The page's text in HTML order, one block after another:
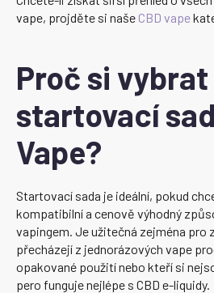
vape, projděte si naše CBD vape
Proč si vybrat
startovací
Vape?
Startovací sada je ideální, pokud
kompatibilní a cenově výhodný
vapingem. Je užitečná zejména pro
přecházejí z jednorázových vape
opakované použití nebo kteří si
pero funguje nejlépe s CBD e-liquidy.